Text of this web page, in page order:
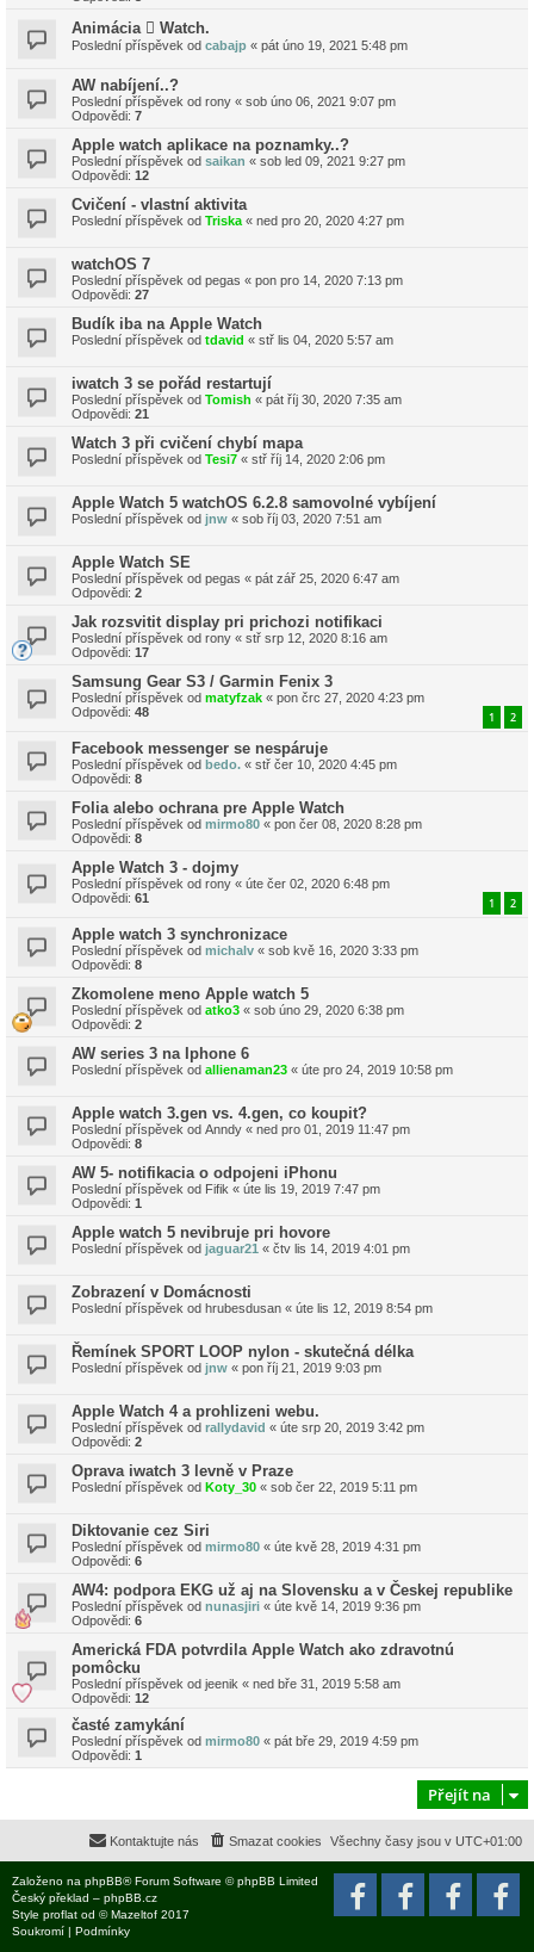
Animácia  Watch.
Poslední příspěvek od cabajp « pát úno 19, 2021 5:48 pm
AW nabíjení..?
Poslední příspěvek od rony « sob úno 06, 2021 9:07 pm
Odpovědi: 7
Apple watch aplikace na poznamky..?
Poslední příspěvek od saikan « sob led 09, 2021 9:27 pm
Odpovědi: 12
Cvičení - vlastní aktivita
Poslední příspěvek od Triska « ned pro 20, 2020 4:27 pm
watchOS 7
Poslední příspěvek od pegas « pon pro 14, 2020 7:13 pm
Odpovědi: 27
Budík iba na Apple Watch
Poslední příspěvek od tdavid « stř lis 04, 2020 5:57 am
iwatch 3 se pořád restartují
Poslední příspěvek od Tomish « pát říj 30, 2020 7:35 am
Odpovědi: 21
Watch 3 při cvičení chybí mapa
Poslední příspěvek od Tesi7 « stř říj 14, 2020 2:06 pm
Apple Watch 5 watchOS 6.2.8 samovolné vybíjení
Poslední příspěvek od jnw « sob říj 03, 2020 7:51 am
Apple Watch SE
Poslední příspěvek od pegas « pát zář 25, 2020 6:47 am
Odpovědi: 2
Jak rozsvitit display pri prichozi notifikaci
Poslední příspěvek od rony « stř srp 12, 2020 8:16 am
Odpovědi: 17
Samsung Gear S3 / Garmin Fenix 3
Poslední příspěvek od matyfzak « pon črc 27, 2020 4:23 pm
Odpovědi: 48 1 2
Facebook messenger se nespáruje
Poslední příspěvek od bedo. « stř čer 10, 2020 4:45 pm
Odpovědi: 8
Folia alebo ochrana pre Apple Watch
Poslední příspěvek od mirmo80 « pon čer 08, 2020 8:28 pm
Odpovědi: 8
Apple Watch 3 - dojmy
Poslední příspěvek od rony « úte čer 02, 2020 6:48 pm
Odpovědi: 61 1 2
Apple watch 3 synchronizace
Poslední příspěvek od michalv « sob kvě 16, 2020 3:33 pm
Odpovědi: 8
Zkomolene meno Apple watch 5
Poslední příspěvek od atko3 « sob úno 29, 2020 6:38 pm
Odpovědi: 2
AW series 3 na Iphone 6
Poslední příspěvek od allienaman23 « úte pro 24, 2019 10:58 pm
Apple watch 3.gen vs. 4.gen, co koupit?
Poslední příspěvek od Anndy « ned pro 01, 2019 11:47 pm
Odpovědi: 8
AW 5- notifikacia o odpojeni iPhonu
Poslední příspěvek od Fifik « úte lis 19, 2019 7:47 pm
Odpovědi: 1
Apple watch 5 nevibruje pri hovore
Poslední příspěvek od jaguar21 « čtv lis 14, 2019 4:01 pm
Zobrazení v Domácnosti
Poslední příspěvek od hrubesdusan « úte lis 12, 2019 8:54 pm
Řemínek SPORT LOOP nylon - skutečná délka
Poslední příspěvek od jnw « pon říj 21, 2019 9:03 pm
Apple Watch 4 a prohlizeni webu.
Poslední příspěvek od rallydavid « úte srp 20, 2019 3:42 pm
Odpovědi: 2
Oprava iwatch 3 levně v Praze
Poslední příspěvek od Koty_30 « sob čer 22, 2019 5:11 pm
Diktovanie cez Siri
Poslední příspěvek od mirmo80 « úte kvě 28, 2019 4:31 pm
Odpovědi: 6
AW4: podpora EKG už aj na Slovensku a v Českej republike
Poslední příspěvek od nunasjiri « úte kvě 14, 2019 9:36 pm
Odpovědi: 6
Americká FDA potvrdila Apple Watch ako zdravotnú
pomôcku
Poslední příspěvek od jeenik « ned bře 31, 2019 5:58 am
Odpovědi: 12
časté zamykání
Poslední příspěvek od mirmo80 « pát bře 29, 2019 4:59 pm
Odpovědi: 1
Přejít na
Všechny časy jsou v UTC+01:00
Smazat cookies
Kontaktujte nás
Založeno na phpBB® Forum Software © phpBB Limited
Český překlad – phpBB.cz
Style proflat od ©Mazeltof 2017
Soukromí | Podmínky